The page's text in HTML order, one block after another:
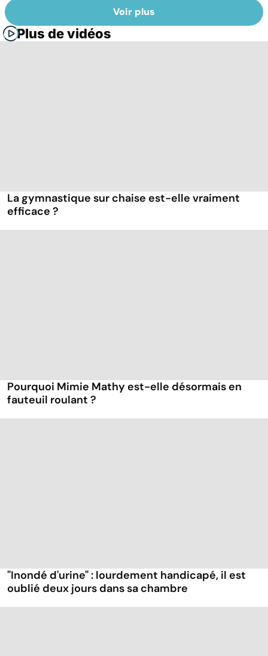
Voir plus
Plus de vidéos
La gymnastique sur chaise est-elle vraiment
efficace ?
Pourquoi Mimie Mathy est-elle désormais en
fauteuil roulant ?
"Inondé d'urine" : lourdement handicapé, il est
oublié deux jours dans sa chambre